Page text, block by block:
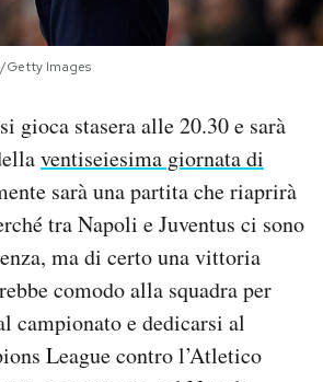
Getty Images
gioca stasera alle 20.30 e sarà
ventiseiesima giornata di
sarà una partita che riaprirà
tra Napoli e Juventus ci sono
ma di certo una vittoria
comodo alla squadra per
campionato e dedicarsi al
League contro l’Atletico